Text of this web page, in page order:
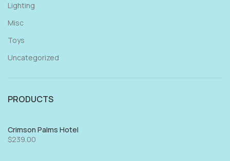
Lighting
Misc
Toys
Uncategorized
PRODUCTS
Crimson Palms Hotel
$239.00